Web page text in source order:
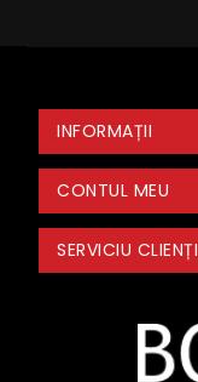
INFORMAȚII
CONTUL MEU
SERVICIU CLIENȚI